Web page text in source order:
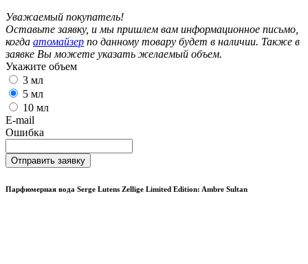
Уважаемый покупатель!
Оставьте заявку, и мы пришлем вам информационное письмо,
когда атомайзер по данному товару будет в наличии. Также в
заявке Вы можете указать желаемый объем.
Укажите объем
3 мл
5 мл
10 мл
E-mail
Ошибка
Отправить заявку
Парфюмерная вода Serge Lutens Zellige Limited Edition: Ambre Sultan